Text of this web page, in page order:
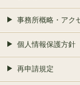
事務所概略・アク
個人情報保護方針
再申請規定